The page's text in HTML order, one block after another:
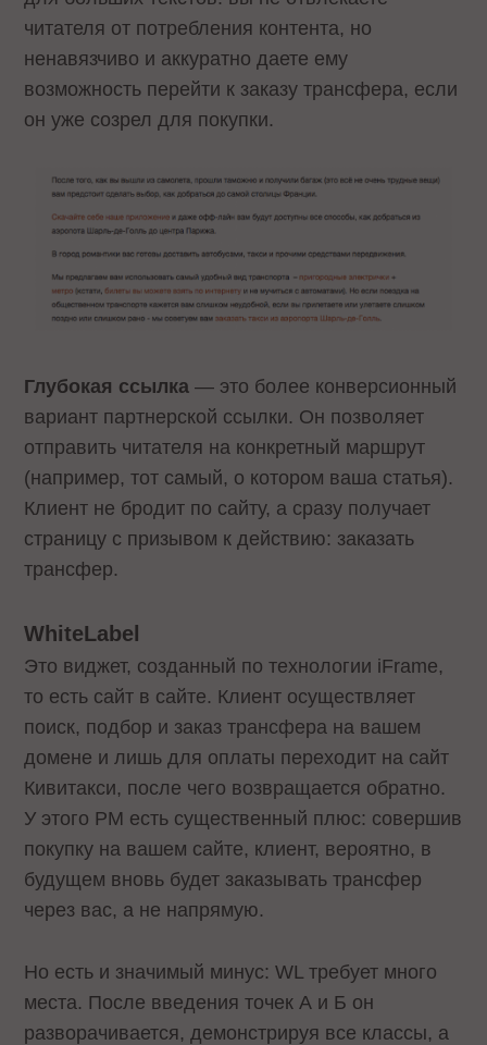
читателя от потребления контента, но
ненавязчиво и аккуратно даете ему
возможность перейти к заказу трансфера, если
он уже созрел для покупки.
Глубокая ссылка — это более конверсионный
вариант партнерской ссылки. Он позволяет
отправить читателя на конкретный маршрут
(например, тот самый, о котором ваша статья).
Клиент не бродит по сайту, а сразу получает
страницу с призывом к действию: заказать
трансфер.
WhiteLabel
Это виджет, созданный по технологии iFrame,
то есть сайт в сайте. Клиент осуществляет
поиск, подбор и заказ трансфера на вашем
домене и лишь для оплаты переходит на сайт
Кивитакси, после чего возвращается обратно.
У этого РМ есть существенный плюс: совершив
покупку на вашем сайте, клиент, вероятно, в
будущем вновь будет заказывать трансфер
через вас, а не напрямую.
Но есть и значимый минус: WL требует много
места. После введения точек А и Б он
разворачивается, демонстрируя все классы, а